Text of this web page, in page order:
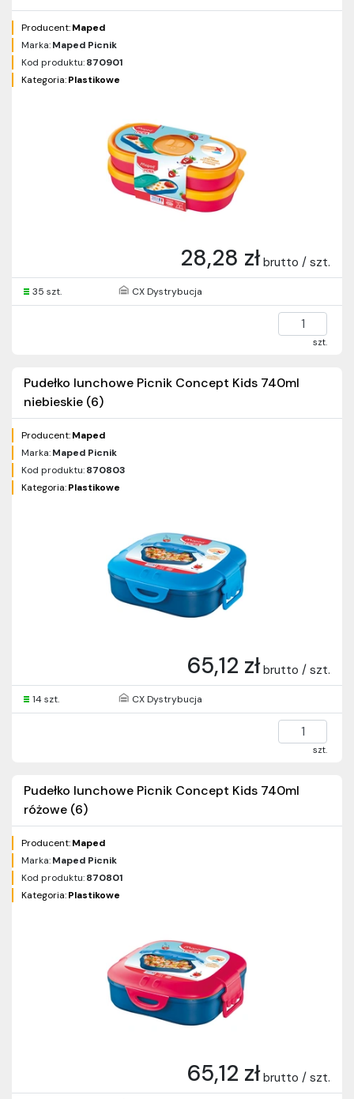
Producent:Maped
Marka:Maped Picnik
Kod produktu:870901
Kategoria:Plastikowe
28,28 zł brutto / szt.
35 szt. CX Dystrybucja
szt.
Pudełko lunchowe Picnik Concept Kids 740ml
niebieskie (6)
Producent:Maped
Marka:Maped Picnik
Kod produktu:870803
Kategoria:Plastikowe
65,12 zł brutto / szt.
14 szt. CX Dystrybucja
szt.
Pudełko lunchowe Picnik Concept Kids 740ml
różowe (6)
Producent:Maped
Marka:Maped Picnik
Kod produktu:870801
Kategoria:Plastikowe
65,12 zł brutto / szt.